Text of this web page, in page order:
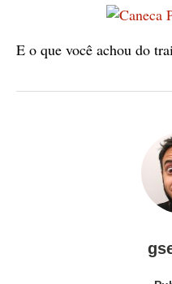
E o que você achou do